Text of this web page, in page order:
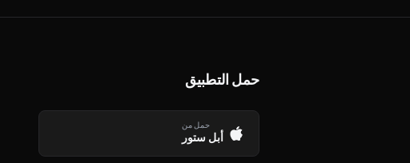
حمل التطبيق
حمل من
أبل ستور